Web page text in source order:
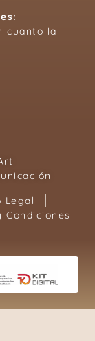
cuanto la
Legal
Condiciones